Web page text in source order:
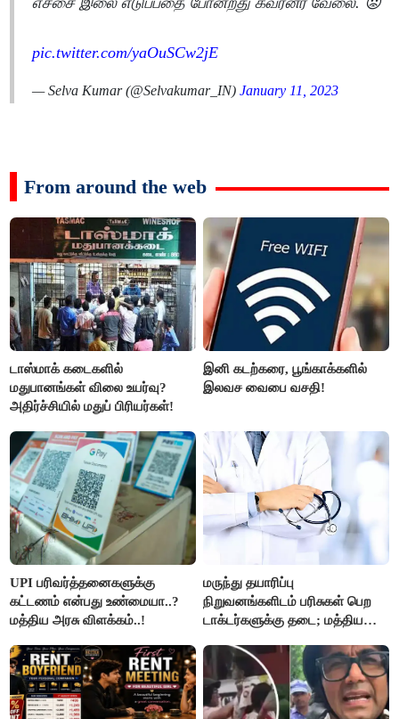
pic.twitter.com/yaOuSCw2jE
— Selva Kumar (@Selvakumar_IN)January 11, 2023
From around the web
டாஸ்மாக் கடைகளில்
மதுபானங்கள் விலை உயர்வு?
அதிர்ச்சியில் மதுப் பிரியர்கள்!
இனி கடற்கரை, பூங்காக்களில்
இலவச வைபை வசதி!
UPI பரிவர்த்தனைகளுக்கு
கட்டணம் என்பது உண்மையா..?
மத்திய அரசு விளக்கம்..!
மருந்து தயாரிப்பு
நிறுவனங்களிடம் பரிசுகள் பெற
டாக்டர்களுக்கு தடை; மத்திய